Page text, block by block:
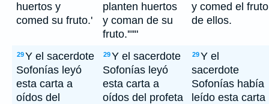
huertos y
comed su fruto.'
planten huertos
y coman de su
fruto.'"'"
y comed el fruto
de ellos.
29Y el sacerdote
Sofonías leyó
esta carta a
oídos del
29Y el sacerdote
Sofonías leyó
esta carta a
oídos del profeta
29Y el
sacerdote
Sofonías había
leído esta carta